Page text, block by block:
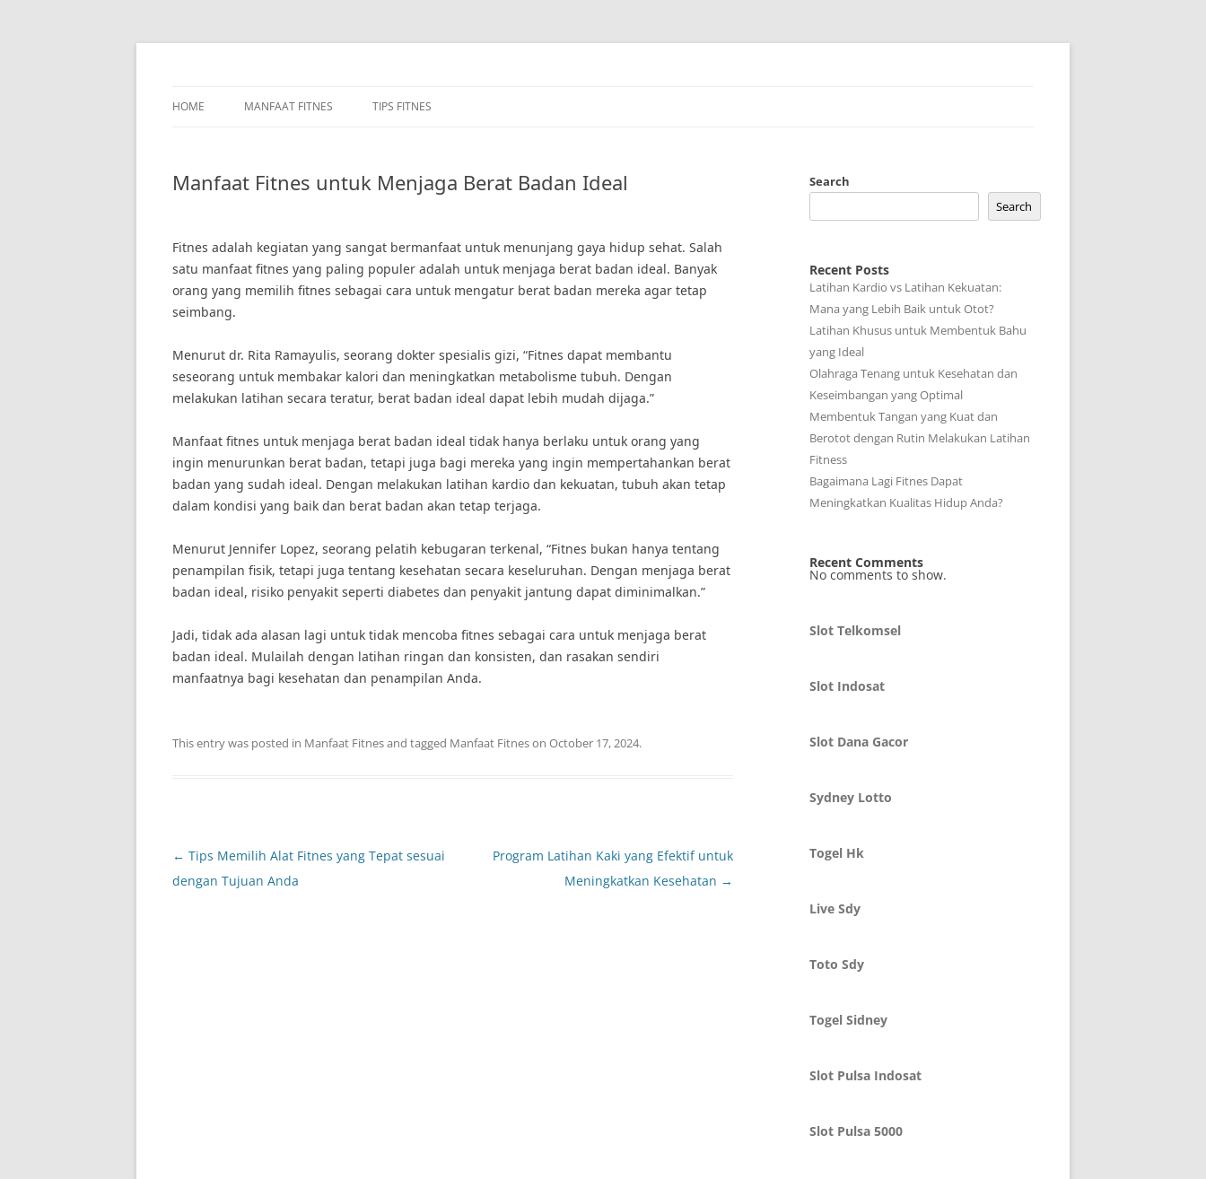
Skip
HOME MANFAAT FITNES TIPS FITNES
Manfaat Fitnes untuk Menjaga Berat Badan Ideal
Fitnes adalah kegiatan yang sangat bermanfaat untuk menunjang gaya hidup sehat. Salah
satu manfaat fitnes yang paling populer adalah untuk menjaga berat badan ideal. Banyak
orang yang memilih fitnes sebagai cara untuk mengatur berat badan mereka agar tetap
seimbang.
Menurut dr. Rita Ramayulis, seorang dokter spesialis gizi, “Fitnes dapat membantu
seseorang untuk membakar kalori dan meningkatkan metabolisme tubuh. Dengan
melakukan latihan secara teratur, berat badan ideal dapat lebih mudah dijaga.”
Manfaat fitnes untuk menjaga berat badan ideal tidak hanya berlaku untuk orang yang
ingin menurunkan berat badan, tetapi juga bagi mereka yang ingin mempertahankan berat
badan yang sudah ideal. Dengan melakukan latihan kardio dan kekuatan, tubuh akan tetap
dalam kondisi yang baik dan berat badan akan tetap terjaga.
Menurut Jennifer Lopez, seorang pelatih kebugaran terkenal, “Fitnes bukan hanya tentang
penampilan fisik, tetapi juga tentang kesehatan secara keseluruhan. Dengan menjaga berat
badan ideal, risiko penyakit seperti diabetes dan penyakit jantung dapat diminimalkan.”
Jadi, tidak ada alasan lagi untuk tidak mencoba fitnes sebagai cara untuk menjaga berat
badan ideal. Mulailah dengan latihan ringan dan konsisten, dan rasakan sendiri
manfaatnya bagi kesehatan dan penampilan Anda.
This entry was posted in Manfaat Fitnesand tagged Manfaat Fitneson October 17, 2024.
Post
navigation
← Tips Memilih Alat Fitnes yang Tepat sesuai
dengan Tujuan Anda
Program Latihan Kaki yang Efektif untuk
Meningkatkan Kesehatan →
Search
Search
Recent Posts
Latihan Kardio vs Latihan Kekuatan:
Mana yang Lebih Baik untuk Otot?
Latihan Khusus untuk Membentuk Bahu
yang Ideal
Olahraga Tenang untuk Kesehatan dan
Keseimbangan yang Optimal
Membentuk Tangan yang Kuat dan
Berotot dengan Rutin Melakukan Latihan
Fitness
Bagaimana Lagi Fitnes Dapat
Meningkatkan Kualitas Hidup Anda?
Recent Comments
No comments to show.
Slot Telkomsel
Slot Indosat
Slot Dana Gacor
Sydney Lotto
Togel Hk
Live Sdy
Toto Sdy
Togel Sidney
Slot Pulsa Indosat
Slot Pulsa 5000